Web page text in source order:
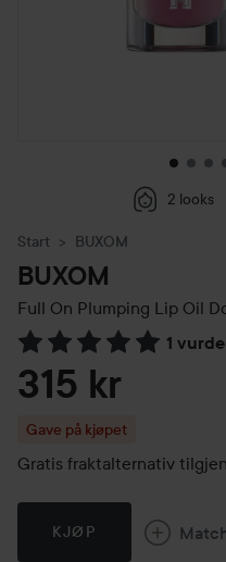
2 looks
Start BUXOM
BUXOM
Full On Plumping Lip Oil
1
Gå til Vurderinger &
315 kr
Gave på kjøpet
Gratis fraktalternativ
KJØP